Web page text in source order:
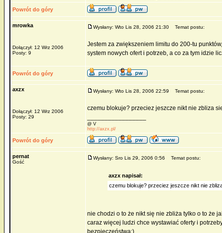
Powrót do góry
mrowka
Dołączył: 12 Wrz 2006
Posty: 9
Wysłany: Wto Lis 28, 2006 21:30 Temat postu:
Jestem za zwiększeniem limitu do 200-tu
system nowych ofert i potrzeb, a co za tym idzie
Powrót do góry
axzx
Dołączył: 12 Wrz 2006
Posty: 29
Wysłany: Wto Lis 28, 2006 22:59 Temat postu:
czemu blokuje? przeciez jeszcze nikt nie zbliza
@ V
http://axzx.pl/
Powrót do góry
pernat
Gość
Wysłany: Sro Lis 29, 2006 0:56 Temat postu:
axzx napisał:
czemu blokuje? przeciez jeszcze nikt nie
nie chodzi o to że nikt się nie zbliża tylko o to że
caraz więcej ludzi chce wystawiać oferty i
bezpieczeństwa;)